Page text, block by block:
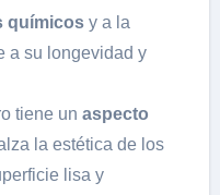
químicosy a la
a su longevidad y
tiene un aspecto
la estética de los
lisa y